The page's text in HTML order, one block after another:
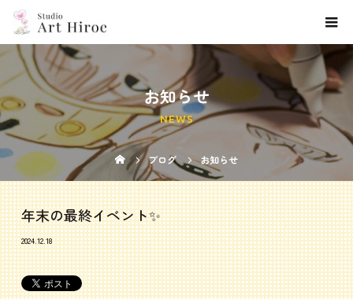
お知らせ
NEWS
ブログ お知らせ
年末の最終イベント✨
2024.12.18